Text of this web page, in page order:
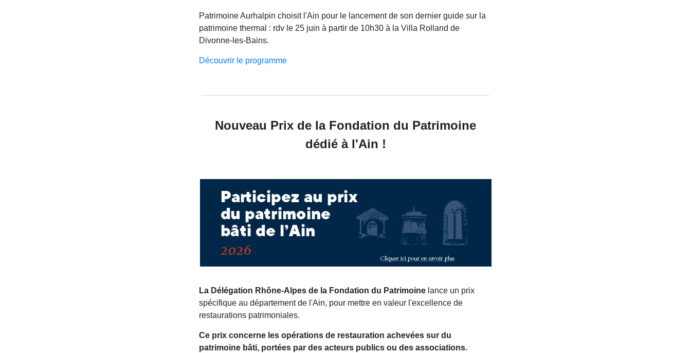
Patrimoine Aurhalpin choisit l'Ain pour le lancement de son dernier guide sur la
patrimoine thermal : rdv le 25 juin à partir de 10h30 à la Villa Rolland de
Divonne-les-Bains.
Découvrir le programme
Nouveau Prix de la Fondation du Patrimoine
dédié à l'Ain !
La Délégation Rhône-Alpes de la Fondation du Patrimoine lance un prix
spécifique au département de l'Ain, pour mettre en valeur l'excellence de
restaurations patrimoniales.
Ce prix concerne les opérations de restauration achevées sur du
patrimoine bâti, portées par des acteurs publics ou des associations.